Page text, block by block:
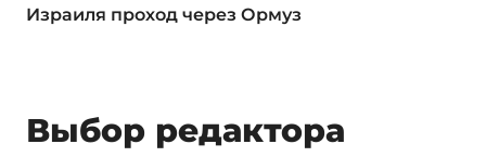
Израиля проход через Ормуз
Выбор редактора